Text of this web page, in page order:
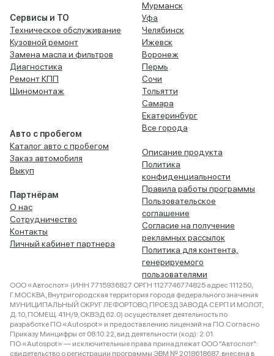
Сервисы и ТО
Техническое обслуживание
Кузовной ремонт
Замена масла и фильтров
Диагностика
Ремонт КПП
Шиномонтаж
Авто с пробегом
Каталог авто с пробегом
Заказ автомобиля
Выкуп
Партнёрам
О нас
Сотрудничество
Контакты
Личный кабинет партнера
Мурманск
Уфа
Челябинск
Ижевск
Воронеж
Пермь
Сочи
Тольятти
Самара
Екатеринбург
Все города
Описание продукта
Политика
конфиденциальности
Правила работы программы
Пользовательское
соглашение
Согласие на получение
рекламных рассылок
Политика для контента,
генерируемого
пользователями
ООО «Автоспот» (ИНН 7715936827 ОРГН 1127746774825 адрес 111250,
Г.МОСКВА, Внутригородская территория города федерального значения
МУНИЦИПАЛЬНЫЙ ОКРУГ ЛЕФОРТОВО, ПРОЕЗД ЗАВОДА СЕРП И МОЛОТ,
Д. 10, ПОМЕЩ. 41Н/9, ОКВЭД 62.0) осуществляет деятельность по
разработке ПО «Autospot» и предоставлению лицензий на ПО. Согласно
Приказу Минцифры от 08.10.22, вид деятельности (код): 2.01.
ПО «Autospot» — исключительные права принадлежат ООО "Автоспот":
свидетельство о регистрации программы ЭВМ № 2018618687, внесена в